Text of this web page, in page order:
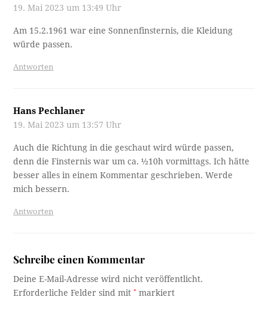
19. Mai 2023 um 13:49 Uhr
Am 15.2.1961 war eine Sonnenfinsternis, die Kleidung
würde passen.
Antworten
Hans Pechlaner
19. Mai 2023 um 13:57 Uhr
Auch die Richtung in die geschaut wird würde passen,
denn die Finsternis war um ca. ½10h vormittags. Ich hätte
besser alles in einem Kommentar geschrieben. Werde
mich bessern.
Antworten
Schreibe einen Kommentar
Deine E-Mail-Adresse wird nicht veröffentlicht.
Erforderliche Felder sind mit* markiert